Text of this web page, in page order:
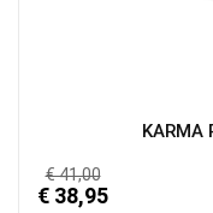
KARMA
€ 41,00
€ 38,95